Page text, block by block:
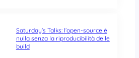
Saturday’s Talks: l’open-source è
nulla senza la riproducibilità delle
build